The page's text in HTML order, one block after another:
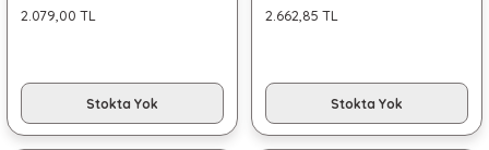
2.079,00 TL
Stokta Yok
2.662,85 TL
Stokta Yok